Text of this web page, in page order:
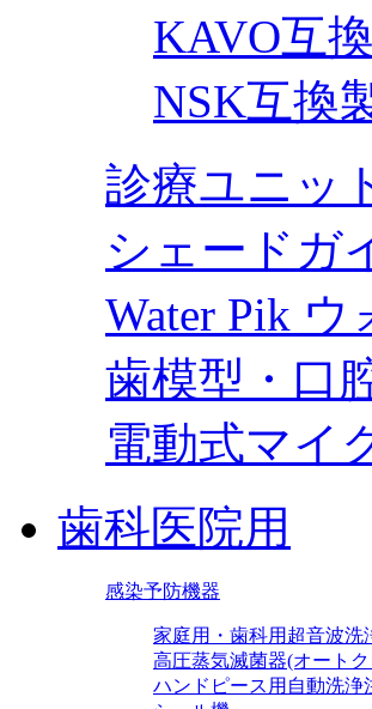
KAVO互
NSK互換
診療ユニッ
シェードガ
Water Pik
歯模型・口
電動式マイ
歯科医院用
感染予防機器
家庭用・歯科用超音波洗
高圧蒸気滅菌器(オート
ハンドピース用自動洗浄